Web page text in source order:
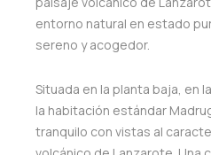
entorno natural en estado
sereno y acogedor.
Situada en la planta baja, en
la habitación estándar
tranquilo con vistas al